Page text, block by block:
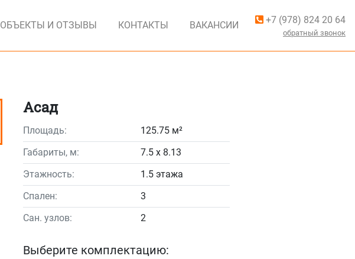
ОБЪЕКТЫ И ОТЗЫВЫ КОНТАКТЫ ВАКАНСИИ +7 (978) 824 20 64
обратный звонок
Асад
Площадь:
125.75 м²
Габариты, м:
7.5 x 8.13
Этажность:
1.5 этажа
Спален:
3
Сан. узлов:
2
Выберите комплектацию: